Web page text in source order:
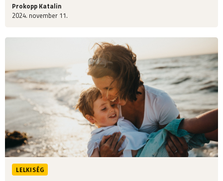
Prokopp Katalin
2024. november 11.
LELKISÉG